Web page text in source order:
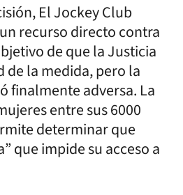
El Jockey Club
recurso directo contra
de que la Justicia
de la medida, pero la
finalmente adversa. La
entre sus 6000
determinar que
que impide su acceso a